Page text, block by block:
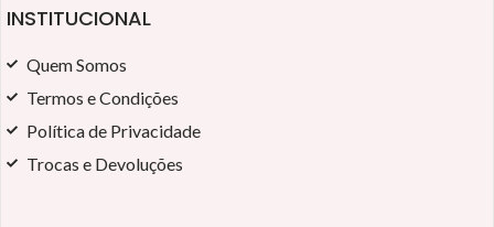
INSTITUCIONAL
Quem Somos
Termos e Condições
Política de Privacidade
Trocas e Devoluções